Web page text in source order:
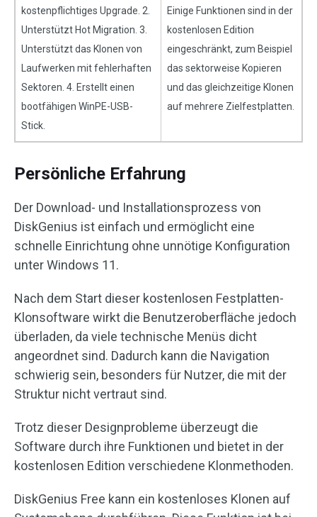
kostenpflichtiges Upgrade. 2.
Unterstützt Hot Migration. 3.
Unterstützt das Klonen von
Laufwerken mit fehlerhaften
Sektoren. 4. Erstellt einen
bootfähigen WinPE-USB-
Stick.
Einige Funktionen sind in der
kostenlosen Edition
eingeschränkt, zum Beispiel
das sektorweise Kopieren
und das gleichzeitige Klonen
auf mehrere Zielfestplatten.
Persönliche Erfahrung
Der Download- und Installationsprozess von
DiskGenius ist einfach und ermöglicht eine
schnelle Einrichtung ohne unnötige Konfiguration
unter Windows 11.
Nach dem Start dieser kostenlosen Festplatten-
Klonsoftware wirkt die Benutzeroberfläche jedoch
überladen, da viele technische Menüs dicht
angeordnet sind. Dadurch kann die Navigation
schwierig sein, besonders für Nutzer, die mit der
Struktur nicht vertraut sind.
Trotz dieser Designprobleme überzeugt die
Software durch ihre Funktionen und bietet in der
kostenlosen Edition verschiedene Klonmethoden.
DiskGenius Free kann ein kostenloses Klonen auf